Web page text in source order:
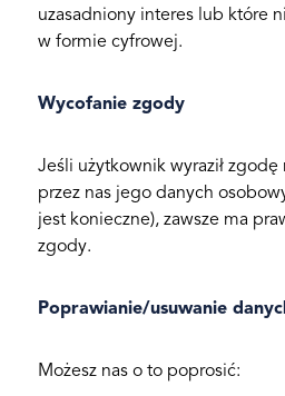
uzasadniony interes lub które
w formie cyfrowej.
Wycofanie zgody
Jeśli użytkownik wyraził zgodę
przez nas jego danych
jest konieczne), zawsze ma
zgody.
Poprawianie/usuwanie
Możesz nas o to poprosić: